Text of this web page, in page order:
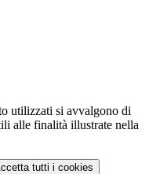
utilizzati si avvalgono di
alle finalità illustrate nella
tutti i cookies